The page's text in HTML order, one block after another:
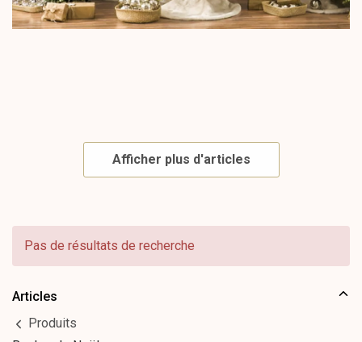
Afficher plus d'articles
Pas de résultats de recherche
Articles
Produits